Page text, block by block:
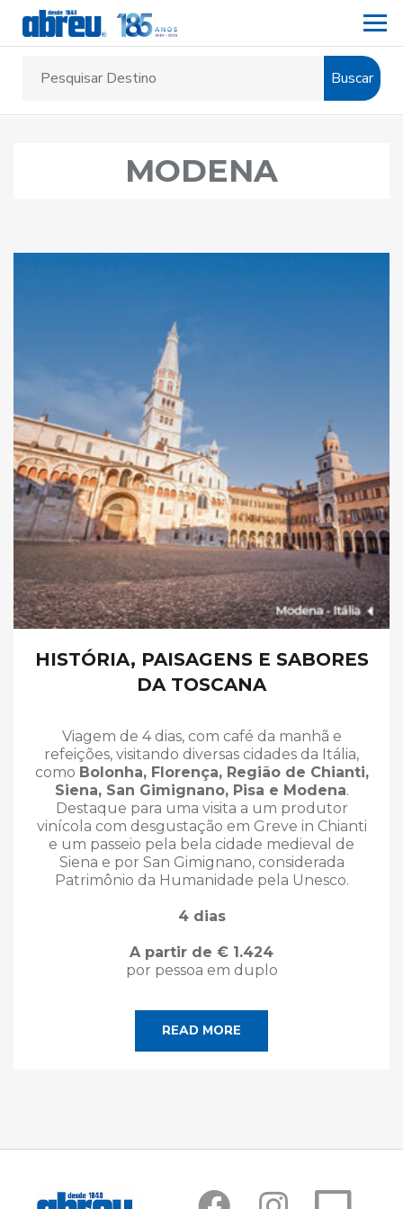
Buscar
MODENA
HISTÓRIA, PAISAGENS E SABORES
DA TOSCANA
Viagem de 4 dias, com café da manhã e
refeições, visitando diversas cidades da Itália,
como Bolonha, Florença, Região de Chianti,
Siena, San Gimignano, Pisa e Modena.
Destaque para uma visita a um produtor
vinícola com desgustação em Greve in Chianti
e um passeio pela bela cidade medieval de
Siena e por San Gimignano, considerada
Patrimônio da Humanidade pela Unesco.
4 dias
A partir de € 1.424
por pessoa em duplo
READ MORE